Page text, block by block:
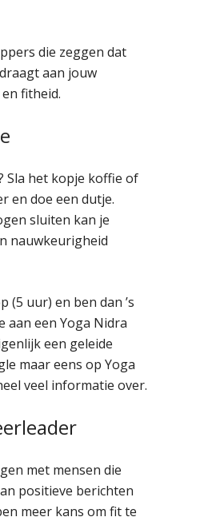
die zeggen dat
aan jouw
fitheid.
Sla het kopje koffie of
en doe een dutje.
sluiten kan je
nauwkeurigheid
(5 uur) en ben dan ’s
aan een Yoga Nidra
een geleide
maar eens op Yoga
veel informatie over.
met mensen die
positieve berichten
meer kans om fit te